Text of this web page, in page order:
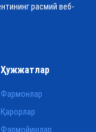
расмий веб-
Ҳужжатлар
Фармонлар
Қарорлар
Фармойишлар